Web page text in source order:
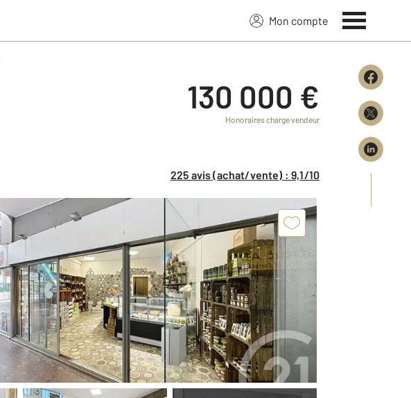
Mon compte
130 000 €
Honoraires charge vendeur
225 avis (achat/vente) : 9,1/10